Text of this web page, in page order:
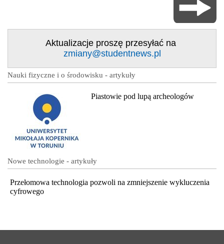
Aktualizacje proszę przesyłać na
zmiany@studentnews.pl
Nauki fizyczne i o środowisku - artykuły
Piastowie pod lupą archeologów
Nowe technologie - artykuły
Przełomowa technologia pozwoli na zmniejszenie wykluczenia
cyfrowego